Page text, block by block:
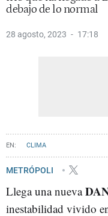
debajo de lo normal
28 agosto, 2023 17:18
CLIMA
METRÓPOLI
Llega una nueva
inestabilidad vivido